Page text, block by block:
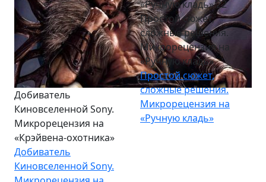
Добиватель
Киновселенной Sony.
Микрорецензия на
«Крэйвена-охотника»
Добиватель
Киновселенной Sony.
Простой сюжет,
сложные решения.
Микрорецензия на
«Ручную кладь»
Простой сюжет,
сложные решения.
Микрорецензия на
«Ручную кладь»